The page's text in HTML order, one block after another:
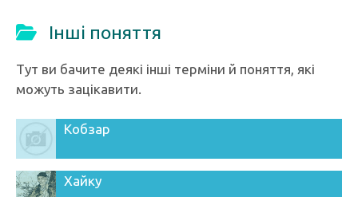
Інші поняття
Тут ви бачите деякі інші терміни й поняття, які
можуть зацікавити.
Кобзар
Хайку